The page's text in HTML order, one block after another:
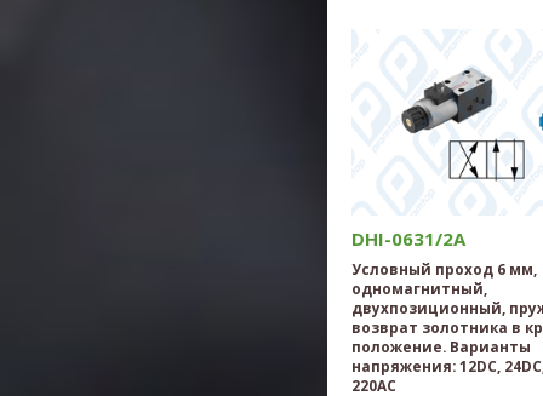
DHI-0631/2A
Условный проход 6 мм,
одномагнитный,
двухпозиционный,
возврат золотника в
положение. Варианты
напряжения: 12DC,
220AC